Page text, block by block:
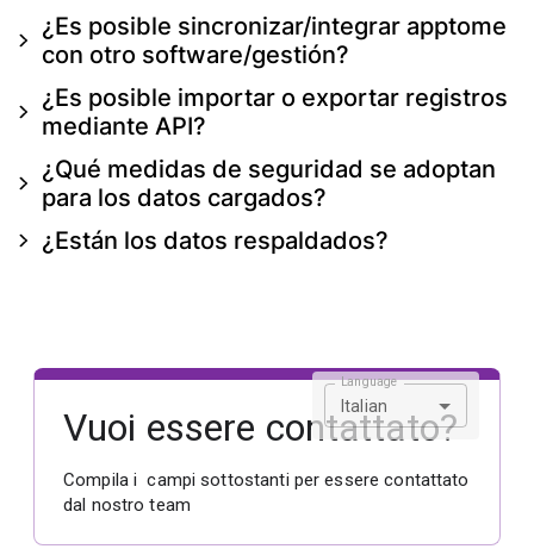
¿Es posible sincronizar/integrar apptome
con otro software/gestión?
¿Es posible importar o exportar registros
mediante API?
¿Qué medidas de seguridad se adoptan
para los datos cargados?
¿Están los datos respaldados?